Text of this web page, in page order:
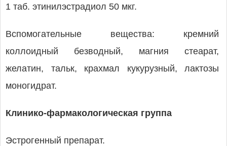
1 таб. этинилэстрадиол 50 мкг.
Вспомогательные вещества: кремний
коллоидный безводный, магния стеарат,
желатин, тальк, крахмал кукурузный, лактозы
моногидрат.
Клинико-фармакологическая группа
Эстрогенный препарат.